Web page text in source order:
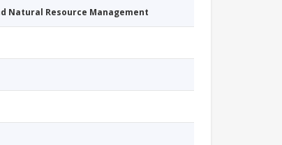
Natural Resource Management